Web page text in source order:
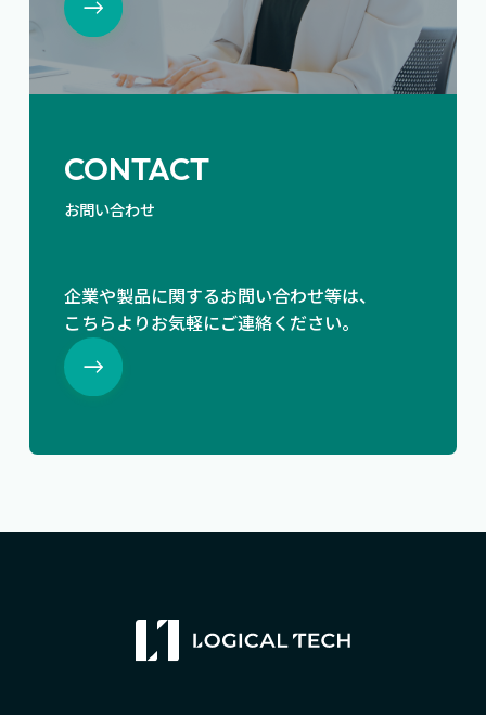
CONTACT
お問い合わせ
企業や製品に関するお問い合わせ等は、
こちらよりお気軽にご連絡ください。